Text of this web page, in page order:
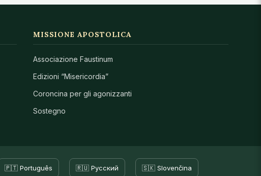
MISSIONE APOSTOLICA
Associazione Faustinum
Edizioni “Misericordia”
Coroncina per gli agonizzanti
Sostegno
🇵🇹 Português 🇷🇺 Русский 🇸🇰 Slovenčina